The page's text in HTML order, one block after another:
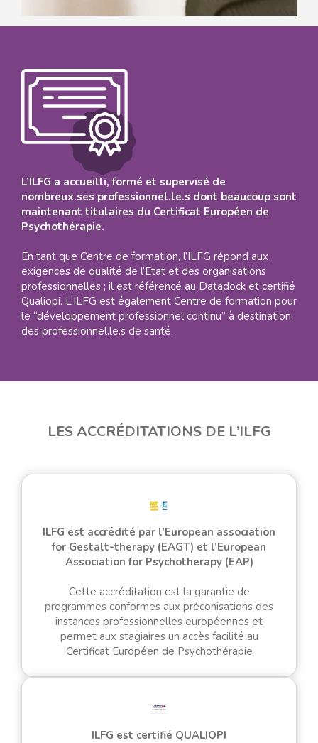
L’ILFG a accueilli, formé et supervisé de
nombreux.ses professionnel.le.s dont beaucoup sont
maintenant titulaires du Certificat Européen de
Psychothérapie.
En tant que Centre de formation, l’ILFG répond aux
exigences de qualité de l’Etat et des organisations
professionnelles ; il est référencé au Datadock et certifié
Qualiopi. L’ILFG est également Centre de formation pour
le “développement professionnel continu” à destination
des professionnel.le.s de santé.
LES ACCRÉDITATIONS DE L’ILFG
ILFG est accrédité par l’European association
for Gestalt-therapy (EAGT) et l’European
Association for Psychotherapy (EAP)
Cette accréditation est la garantie de
programmes conformes aux préconisations des
instances professionnelles européennes et
permet aux stagiaires un accès facilité au
Certificat Européen de Psychothérapie
ILFG est certifié QUALIOPI